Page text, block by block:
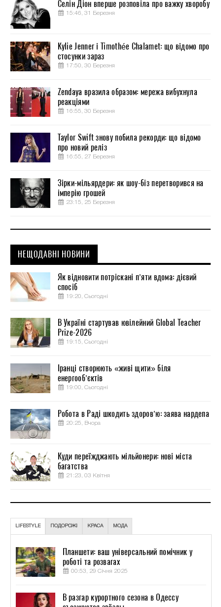
Селін Діон вперше розповіла про важку хворобу
15:46, 31 Березня
Kylie Jenner і Timothée Chalamet: що відомо про
стосунки зараз
17:50, 30 Березня
Zendaya вразила образом: мережа вибухнула
реакціями
16:55, 30 Березня
Taylor Swift знову побила рекорди: що відомо
про новий реліз
16:55, 27 Березня
Зірки-мільярдери: як шоу-біз перетворився на
імперію грошей
23:15, 25 Березня
НЕЩОДАВНІ НОВИНИ
Як відновити потріскані п’яти вдома: дієвий
спосіб
19:20, Сьогодні
В Україні стартував ювілейний Global Teacher
Prize-2026
19:15, Сьогодні
Іранці створюють «живі щити» біля
енергооб’єктів
19:00, Сьогодні
Робота в Раді шкодить здоров’ю: заява нардепа
20:25, Вчора
Куди переїжджають мільйонери: нові міста
багатства
21:23, 03 Квітня
LIFESTYLE ПОДОРОЖІ КРАСА МОДА
Планшети: ваш універсальний помічник у
роботі та розвагах
00:53, 29 Січня 2025
В разгар курортного сезона в Одессу